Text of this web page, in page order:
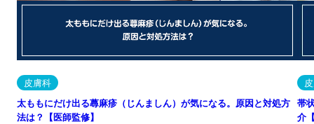
皮膚科
太ももにだけ出る蕁麻疹（じんましん）が気になる。原因と対処方
法は？【医師監修】
帯
介